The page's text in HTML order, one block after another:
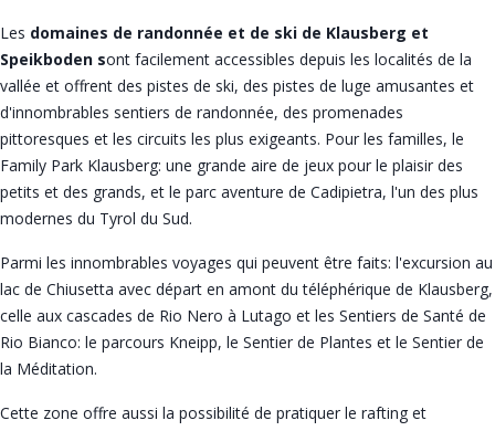
Les domaines de randonnée et de ski de Klausberg et
Speikboden sont facilement accessibles depuis les localités de la
vallée et offrent des pistes de ski, des pistes de luge amusantes et
d'innombrables sentiers de randonnée, des promenades
pittoresques et les circuits les plus exigeants. Pour les familles, le
Family Park Klausberg: une grande aire de jeux pour le plaisir des
petits et des grands, et le parc aventure de Cadipietra, l'un des plus
modernes du Tyrol du Sud.
Parmi les innombrables voyages qui peuvent être faits: l'excursion au
lac de Chiusetta avec départ en amont du téléphérique de Klausberg,
celle aux cascades de Rio Nero à Lutago et les Sentiers de Santé de
Rio Bianco: le parcours Kneipp, le Sentier de Plantes et le Sentier de
la Méditation.
Cette zone offre aussi la possibilité de pratiquer le rafting et